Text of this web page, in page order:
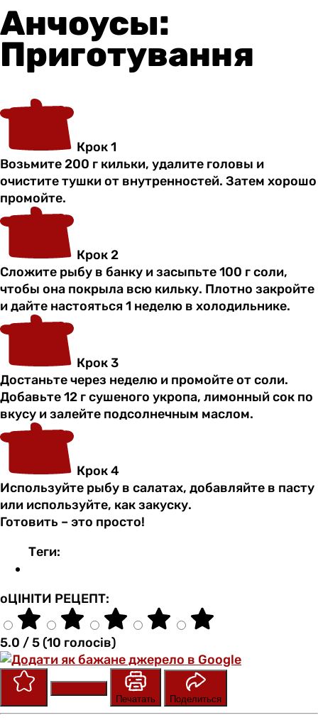
Анчоусы:
Приготування
Крок 1
Возьмите 200 г кильки, удалите головы и
очистите тушки от внутренностей. Затем хорошо
промойте.
Крок 2
Сложите рыбу в банку и засыпьте 100 г соли,
чтобы она покрыла всю кильку. Плотно закройте
и дайте настояться 1 неделю в холодильнике.
Крок 3
Достаньте через неделю и промойте от соли.
Добавьте 12 г сушеного укропа, лимонный сок по
вкусу и залейте подсолнечным маслом.
Крок 4
Используйте рыбу в салатах, добавляйте в пасту
или используйте, как закуску.
Готовить – это просто!
Теги:
оЦІНІТИ РЕЦЕПТ:
5.0 / 5 (10 голосів)
Печатать
Поделиться